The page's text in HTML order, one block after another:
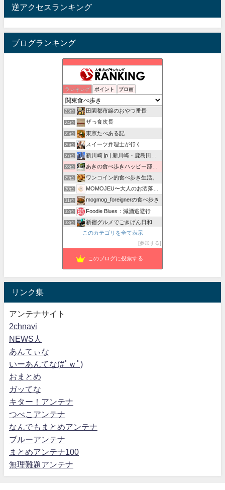
逆アクセスランキング
ブログランキング
ランキング ポイント ブロ画
21位 昭和の残り香を探して
22位 孤高の千葉グルメ
23位 田園都市線のおやつ番長
24位 ザっ食次長
25位 東京たべある記
26位 スイーツ弁理士が行く
27位 新川崎.jp | 新川崎・鹿島田の地域情報配信中！
28位 あきの食べ歩きハッピー部｜東長崎・西武池袋線沿線グルメ
29位 ワンコイン的食べ歩き生活。
30位 MOMOJEU〜大人のお洒落な旅とグルメ。
31位 mogmog_foreignerの食べ歩き
32位 Foodie Blues：減酒逃避行
33位 新宿グルメでごきげん日和
紅子のセレブなグルメ日記
このカテゴリを全て表示
参加する
このブログに投票する
リンク集
アンテナサイト
2chnavi
NEWS人
あんてぃな
いーあんてな(#ﾟｗﾟ)
おまとめ
ガッてな
キター！アンテナ
つべこアンテナ
なんでもまとめアンテナ
ブルーアンテナ
まとめアンテナ100
無理難題アンテナ